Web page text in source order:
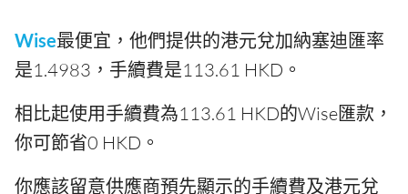
Wise最便宜，他們提供的港元兌加納塞迪匯率
是1.4983，手續費是113.61 HKD。
相比起使用手續費為113.61 HKD的Wise匯款，
你可節省0 HKD。
你應該留意供應商預先顯示的手續費及港元兌